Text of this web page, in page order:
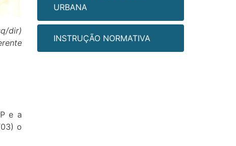
dir)
e a
o
URBANA
INSTRUÇÃO NORMATIVA